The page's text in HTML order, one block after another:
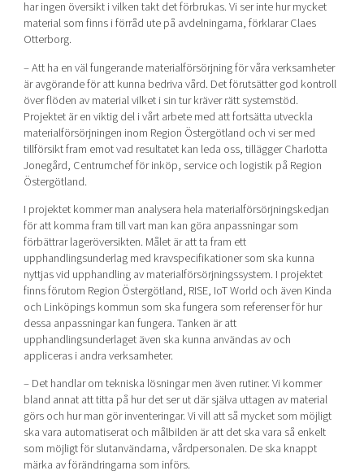
har ingen översikt i vilken takt det förbrukas. Vi ser inte hur mycket
material som finns i förråd ute på avdelningarna, förklarar Claes
Otterborg.
– Att ha en väl fungerande materialförsörjning för våra verksamheter
är avgörande för att kunna bedriva vård. Det förutsätter god kontroll
över flöden av material vilket i sin tur kräver rätt systemstöd.
Projektet är en viktig del i vårt arbete med att fortsätta utveckla
materialförsörjningen inom Region Östergötland och vi ser med
tillförsikt fram emot vad resultatet kan leda oss, tillägger Charlotta
Jonegård, Centrumchef för inköp, service och logistik på Region
Östergötland.
I projektet kommer man analysera hela materialförsörjningskedjan
för att komma fram till vart man kan göra anpassningar som
förbättrar lageröversikten. Målet är att ta fram ett
upphandlingsunderlag med kravspecifikationer som ska kunna
nyttjas vid upphandling av materialförsörjningssystem. I projektet
finns förutom Region Östergötland, RISE, IoT World och även Kinda
och Linköpings kommun som ska fungera som referenser för hur
dessa anpassningar kan fungera. Tanken är att
upphandlingsunderlaget även ska kunna användas av och
appliceras i andra verksamheter.
– Det handlar om tekniska lösningar men även rutiner. Vi kommer
bland annat att titta på hur det ser ut där själva uttagen av material
görs och hur man gör inventeringar. Vi vill att så mycket som möjligt
ska vara automatiserat och målbilden är att det ska vara så enkelt
som möjligt för slutanvändarna, vårdpersonalen. De ska knappt
märka av förändringarna som införs.